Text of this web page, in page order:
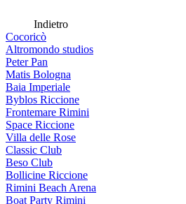
Indietro
Cocoricò
Altromondo studios
Peter Pan
Matis Bologna
Baia Imperiale
Byblos Riccione
Frontemare Rimini
Space Riccione
Villa delle Rose
Classic Club
Beso Club
Bollicine Riccione
Rimini Beach Arena
Boat Party Rimini